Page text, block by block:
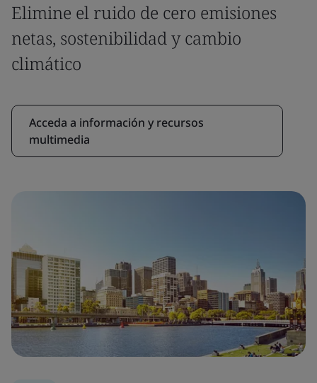
Elimine el ruido de cero emisiones
netas, sostenibilidad y cambio
climático
Acceda a información y recursos
multimedia